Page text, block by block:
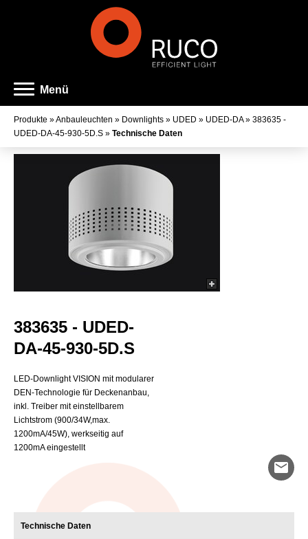
Menü
Produkte »Anbauleuchten » Downlights » UDED » UDED-DA» 383635 -
UDED-DA-45-930-5D.S » Technische Daten
383635 - UDED-
DA-45-930-5D.S
LED-Downlight VISION mit modularer
DEN-Technologie für Deckenanbau,
inkl. Treiber mit einstellbarem
Lichtstrom (900/34W,max.
1200mA/45W), werkseitig auf
1200mA eingestellt
mail
Technische Daten